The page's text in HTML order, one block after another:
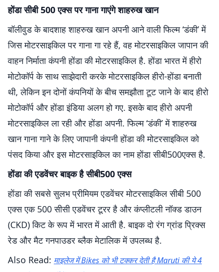
होंडा सीबी 500 एक्स पर गाना गाएंगे शाहरुख खान
बॉलीवुड के बादशाह शाहरुख खान अपनी आने वाली फिल्म ‘डंकी’ में
जिस मोटरसाइकिल पर गाना गा रहे हैं, वह मोटरसाइकिल जापान की
वाहन निर्माता कंपनी होंडा की मोटरसाइकिल है. होंडा भारत में हीरो
मोटोकॉर्प के साथ साझेदारी करके मोटरसाइकिल हीरो-होंडा बनाती
थी, लेकिन इन दोनों कंपनियों के बीच समझौता टूट जाने के बाद हीरो
मोटोकॉर्प और होंडा इंडिया अलग हो गए. इसके बाद हीरो अपनी
मोटरसाइकिल ला रही और होंडा अपनी. फिल्म ‘डंकी’ में शाहरुख
खान गाना गाने के लिए जापानी कंपनी होंडा की मोटरसाइकिल को
पंसद किया और इस मोटरसाइकिल का नाम होंडा सीबी500एक्स है.
होंडा की एडवेंचर बाइक है सीबी500 एक्स
होंडा की सबसे सुलभ प्रीमियम एडवेंचर मोटरसाइकिल सीबी 500
एक्स एक 500 सीसी एडवेंचर टूरर है और कंप्लीटली नॉक्ड डाउन
(CKD) किट के रूप में भारत में आती है. बाइक दो रंग ग्रांड प्रिक्स
रेड और मैट गनपाउडर ब्लैक मेटालिक में उपलब्ध है.
Also Read: माइलेज में Bikes को भी टक्कर देती है Maruti की ये 4